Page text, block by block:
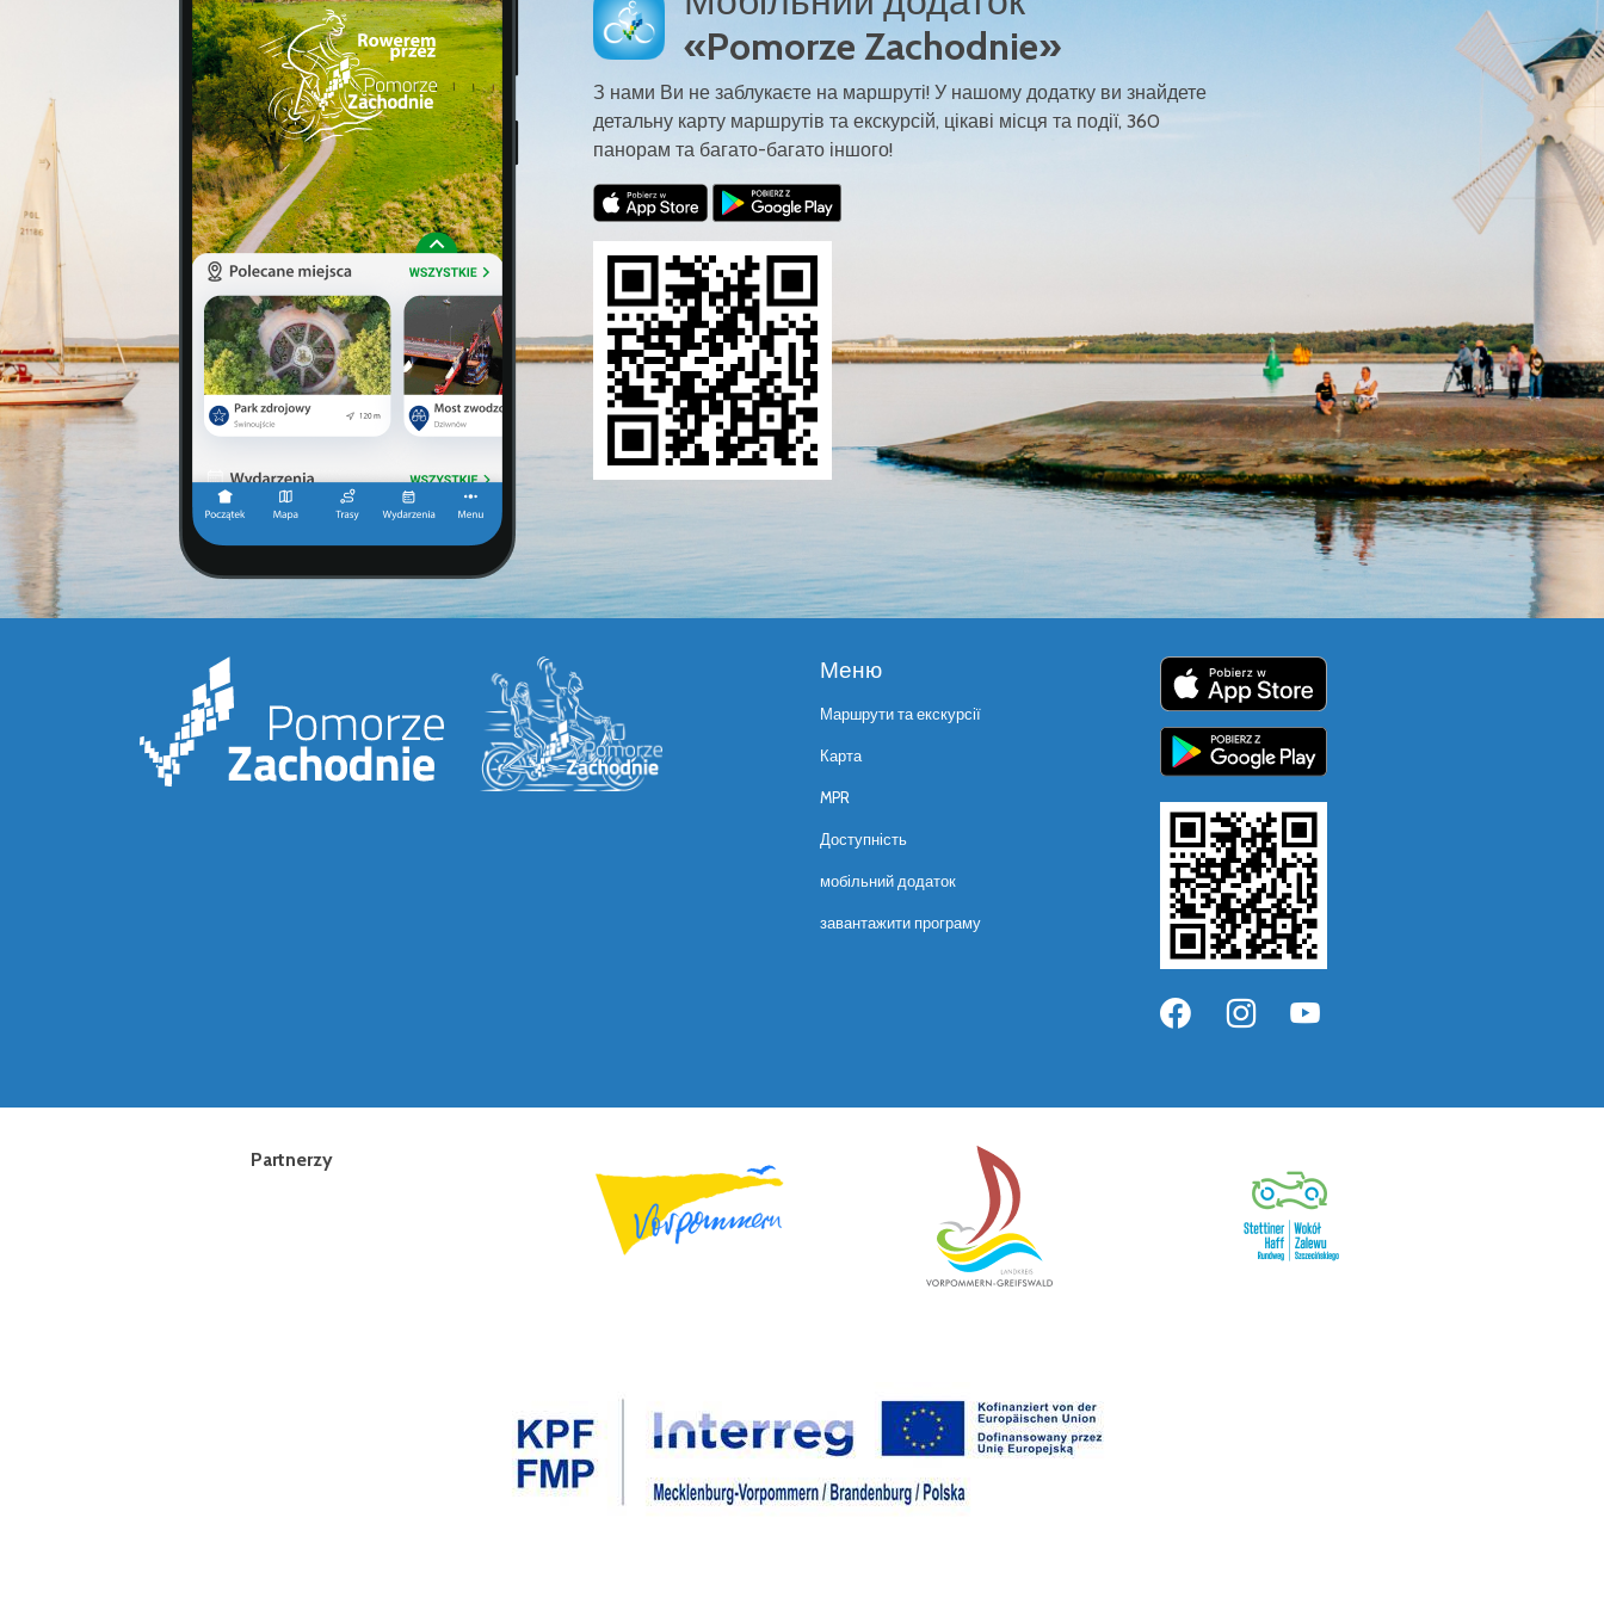
«Pomorze Zachodnie»
З нами Ви не заблукаєте на маршруті! У нашому додатку ви знайдете
детальну карту маршрутів та екскурсій, цікаві місця та події, 360
панорам та багато-багато іншого!
Меню
Маршрути та екскурсії
Карта
MPR
Доступність
мобільний додаток
завантажити програму
Partnerzy